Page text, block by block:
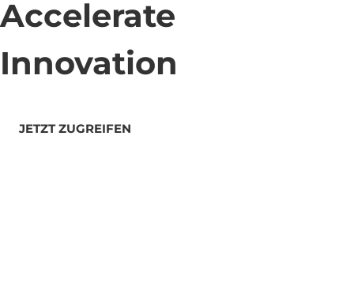
Accelerate
Innovation
JETZT ZUGREIFEN